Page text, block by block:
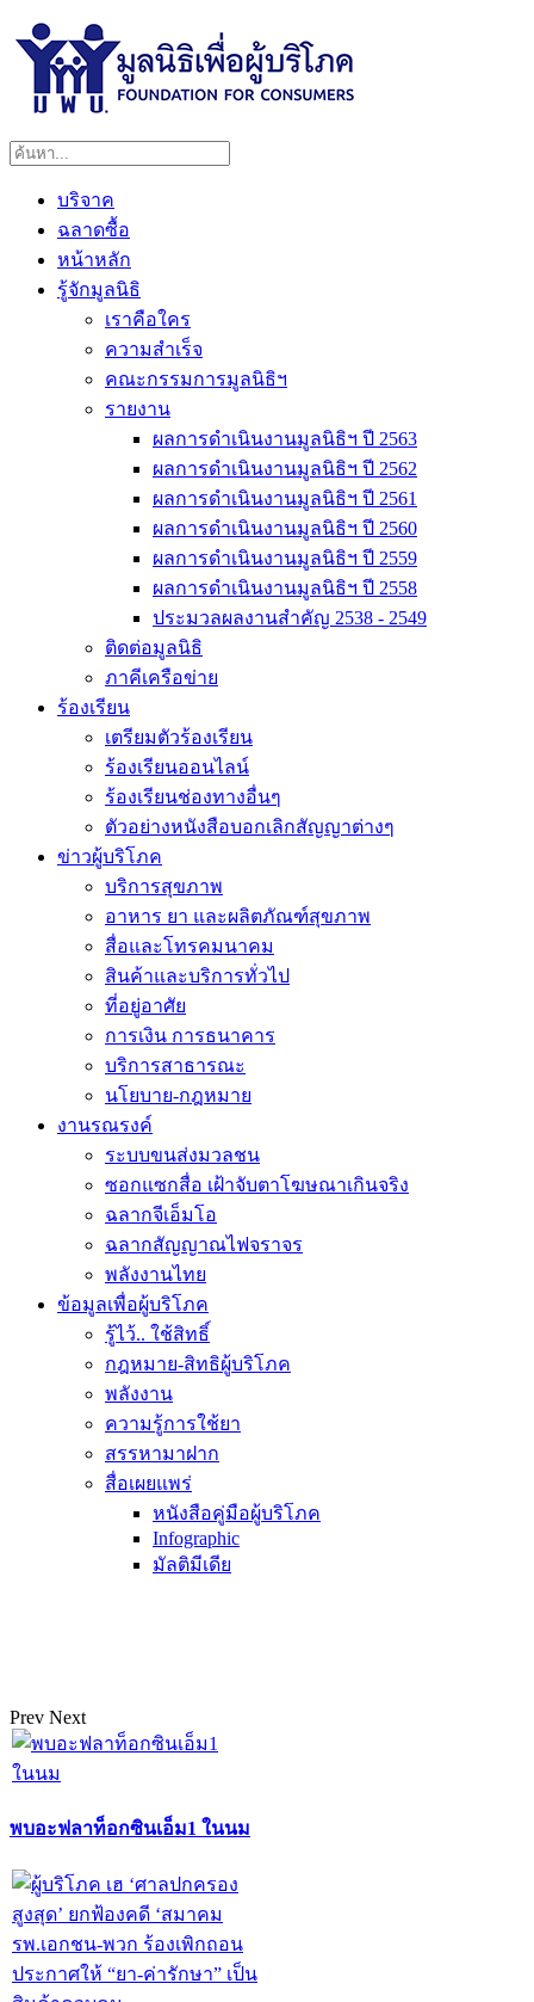
บริจาค
ฉลาดซื้อ
หน้าหลัก
รู้จักมูลนิธิ
เราคือใคร
ความสำเร็จ
คณะกรรมการมูลนิธิฯ
รายงาน
ผลการดำเนินงานมูลนิธิฯ ปี 2563
ผลการดำเนินงานมูลนิธิฯ ปี 2562
ผลการดำเนินงานมูลนิธิฯ ปี 2561
ผลการดำเนินงานมูลนิธิฯ ปี 2560
ผลการดำเนินงานมูลนิธิฯ ปี 2559
ผลการดำเนินงานมูลนิธิฯ ปี 2558
ประมวลผลงานสำคัญ 2538 - 2549
ติดต่อมูลนิธิ
ภาคีเครือข่าย
ร้องเรียน
เตรียมตัวร้องเรียน
ร้องเรียนออนไลน์
ร้องเรียนช่องทางอื่นๆ
ตัวอย่างหนังสือบอกเลิกสัญญาต่างๆ
ข่าวผู้บริโภค
บริการสุขภาพ
อาหาร ยา และผลิตภัณฑ์สุขภาพ
สื่อและโทรคมนาคม
สินค้าและบริการทั่วไป
ที่อยู่อาศัย
การเงิน การธนาคาร
บริการสาธารณะ
นโยบาย-กฎหมาย
งานรณรงค์
ระบบขนส่งมวลชน
ซอกแซกสื่อ เฝ้าจับตาโฆษณาเกินจริง
ฉลากจีเอ็มโอ
ฉลากสัญญาณไฟจราจร
พลังงานไทย
ข้อมูลเพื่อผู้บริโภค
รู้ไว้.. ใช้สิทธิ์
กฎหมาย-สิทธิผู้บริโภค
พลังงาน
ความรู้การใช้ยา
สรรหามาฝาก
สื่อเผยแพร่
หนังสือคู่มือผู้บริโภค
Infographic
มัลติมีเดีย
Prev Next
พบอะฟลาท็อกซินเอ็ม1 ในนม